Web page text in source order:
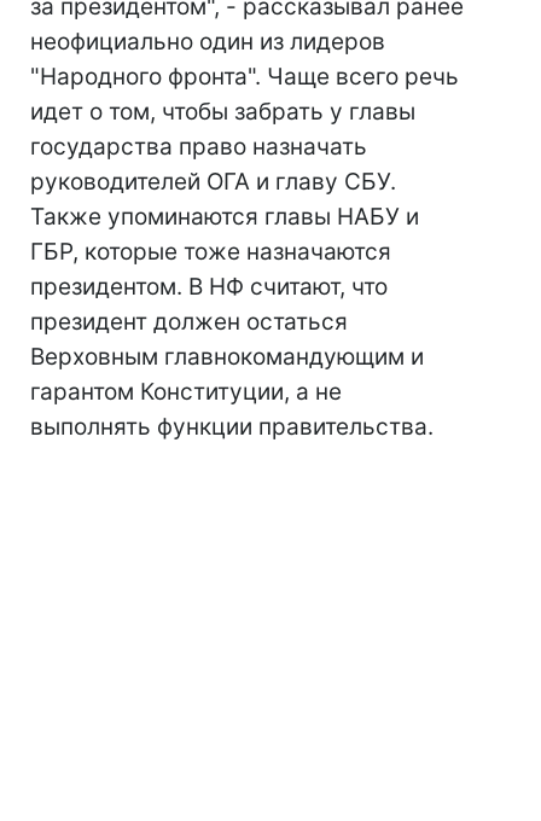
за президентом", - рассказывал ранее
неофициально один из лидеров
"Народного фронта". Чаще всего речь
идет о том, чтобы забрать у главы
государства право назначать
руководителей ОГА и главу СБУ.
Также упоминаются главы НАБУ и
ГБР, которые тоже назначаются
президентом. В НФ считают, что
президент должен остаться
Верховным главнокомандующим и
гарантом Конституции, а не
выполнять функции правительства.